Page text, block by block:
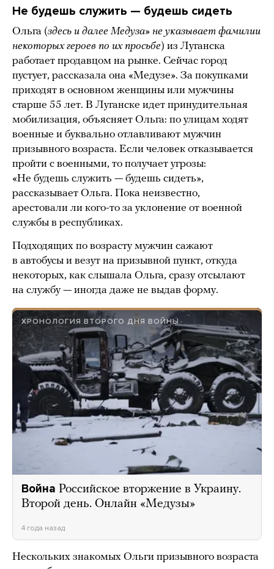
Не будешь служить — будешь сидеть
Ольга (здесь и далее Медуза» не указывает фамилии
некоторых героев по их просьбе) из Луганска
работает продавцом на рынке. Сейчас город
пустует, рассказала она «Медузе». За покупками
приходят в основном женщины или мужчины
старше 55 лет. В Луганске идет принудительная
мобилизация, объясняет Ольга: по улицам ходят
военные и буквально отлавливают мужчин
призывного возраста. Если человек отказывается
пройти с военными, то получает угрозы:
«Не будешь служить — будешь сидеть»,
рассказывает Ольга. Пока неизвестно,
арестовали ли кого-то за уклонение от военной
службы в республиках.
Подходящих по возрасту мужчин сажают
в автобусы и везут на призывной пункт, откуда
некоторых, как слышала Ольга, сразу отсылают
на службу — иногда даже не выдав форму.
ХРОНОЛОГИЯ ВТОРОГО ДНЯ ВОЙНЫ
Война Российское вторжение в Украину.
Второй день. Онлайн «Медузы»
4 года назад
Нескольких знакомых Ольги призывного возраста